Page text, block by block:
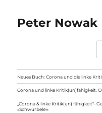
Peter Nowak
Neues Buch: Corona und die linke
Corona und linke Kritik(un)fähigkeit.
„Corona & linke Kritik(un) fähigkeit“-
»Schwurbelei«